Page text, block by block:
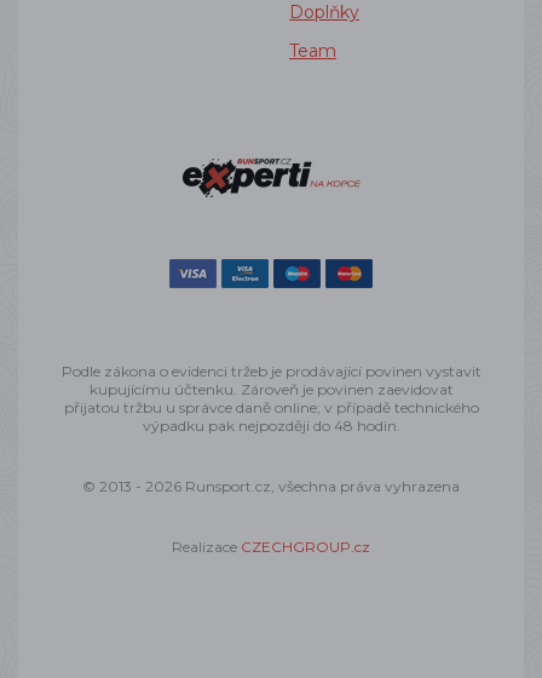
Doplňky
Team
Podle zákona o evidenci tržeb je prodávající povinen vystavit
kupujícímu účtenku. Zároveň je povinen zaevidovat
přijatou tržbu u správce daně online; v případě technického
výpadku pak nejpozději do 48 hodin.
© 2013 - 2026 Runsport.cz, všechna práva vyhrazena
Realizace CZECHGROUP.cz